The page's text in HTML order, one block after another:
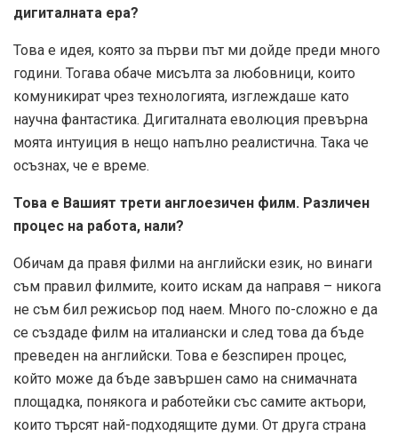
дигиталната ера?
Това е идея, която за първи път ми дойде преди много
години. Тогава обаче мисълта за любовници, които
комуникират чрез технологията, изглеждаше като
научна фантастика. Дигиталната еволюция превърна
моята интуиция в нещо напълно реалистична. Така че
осъзнах, че е време.
Това е Вашият трети англоезичен филм. Различен
процес на работа, нали?
Обичам да правя филми на английски език, но винаги
съм правил филмите, които искам да направя – никога
не съм бил режисьор под наем. Много по-сложно е да
се създаде филм на италиански и след това да бъде
преведен на английски. Това е безспирен процес,
който може да бъде завършен само на снимачната
площадка, понякога и работейки със самите актьори,
които търсят най-подходящите думи. От друга страна